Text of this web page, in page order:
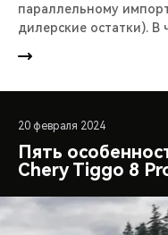
параллельному
дилерские остатки). В
20 февраля 2024
Пять
Chery Tiggo 8